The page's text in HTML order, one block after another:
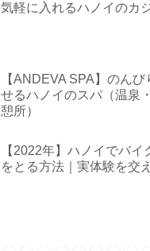
気軽に入れるハノイのカ
【ANDEVA SPA】のん
せるハノイのスパ（温泉
憩所）
【2022年】ハノイでバイ
をとる方法｜実体験を交